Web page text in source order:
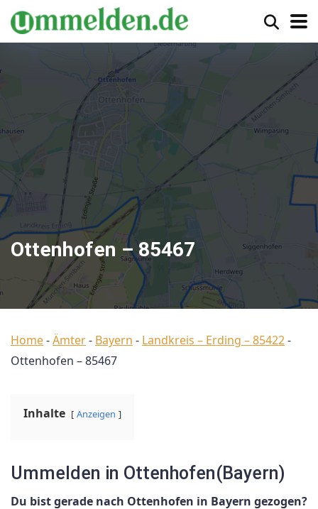
Ottenhofen – 85467
Home-Ämter- Bayern - Landkreis – Erding – 85422-
Ottenhofen – 85467
Inhalte Anzeigen
Ummelden in Ottenhofen(Bayern)
Du bist gerade nach Ottenhofen in Bayern gezogen?